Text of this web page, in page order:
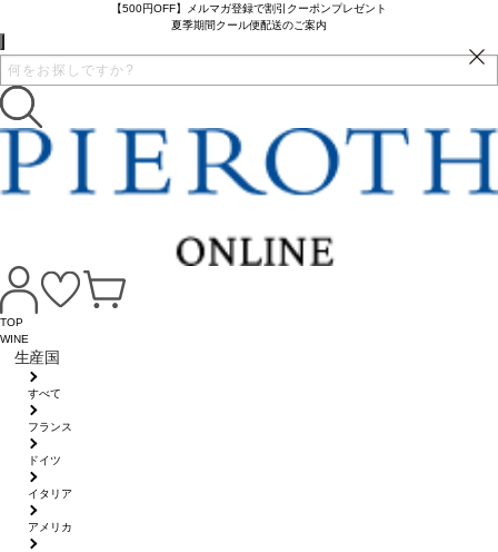
【500円OFF】メルマガ登録で割引クーポンプレゼント
夏季期間クール便配送のご案内
TOP
WINE
生産国
すべて
フランス
ドイツ
イタリア
アメリカ